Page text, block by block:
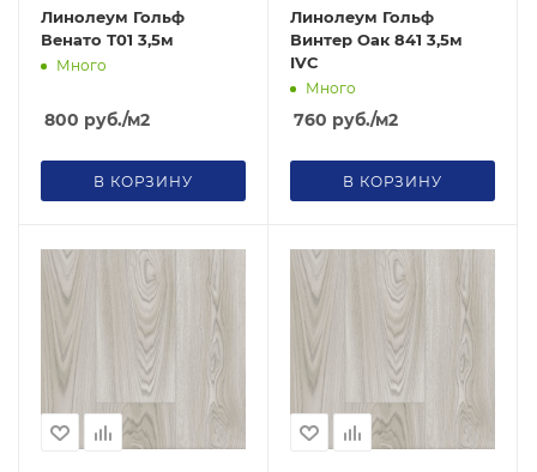
Линолеум Гольф
Венато Т01 3,5м
Много
800 руб./м2
В КОРЗИНУ
Линолеум Гольф
Винтер Оак 841 3,5м
IVC
Много
760 руб./м2
В КОРЗИНУ